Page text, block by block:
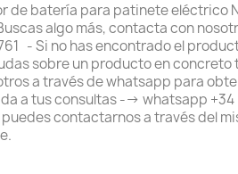
de batería para patinete eléctrico
algo más, contacta con
- Si no has encontrado el
sobre un producto en
a través de whatsapp para
a tus consultas --> whatsapp
contactarnos a través del